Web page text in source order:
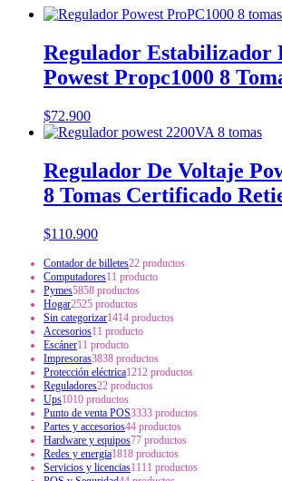
Regulador Estabilizador
Powest Propc1000 8
$72.900
Regulador De Voltaje
8 Tomas Certificado
$110.900
Contador de billetes22 productos
Computadores1 1 producto
Pymes5858 productos
Hogar2525 productos
Sin categorizar1414 productos
Accesorios1 1 producto
Escáner1 1 producto
Impresoras3838 productos
Protección eléctrica1212 productos
Reguladores22 productos
Ups1010 productos
Punto de venta POS3333 productos
Partes y accesorios44 productos
Hardware y equipos77 productos
Redes y energia1818 productos
Servicios y licencias11 11 productos